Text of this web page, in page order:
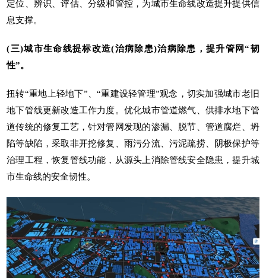
定位、辨识、评估、分级和管控，为城市生命线改造提升提供信
息支撑。
(三)城市生命线提标改造(治病除患)治病除患，提升管网“韧
性”。
扭转“重地上轻地下”、“重建设轻管理”观念，切实加强城市老旧
地下管线更新改造工作力度。优化城市管道燃气、供排水地下管
道传统的修复工艺，针对管网发现的渗漏、脱节、管道腐烂、坍
陷等缺陷，采取非开挖修复、雨污分流、污泥疏捞、阴极保护等
治理工程，恢复管线功能，从源头上消除管线安全隐患，提升城
市生命线的安全韧性。